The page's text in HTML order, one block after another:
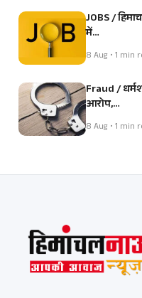
JOBS /
में…
8 Aug • 1 min
Fraud /
आरोप,…
8 Aug • 1 min